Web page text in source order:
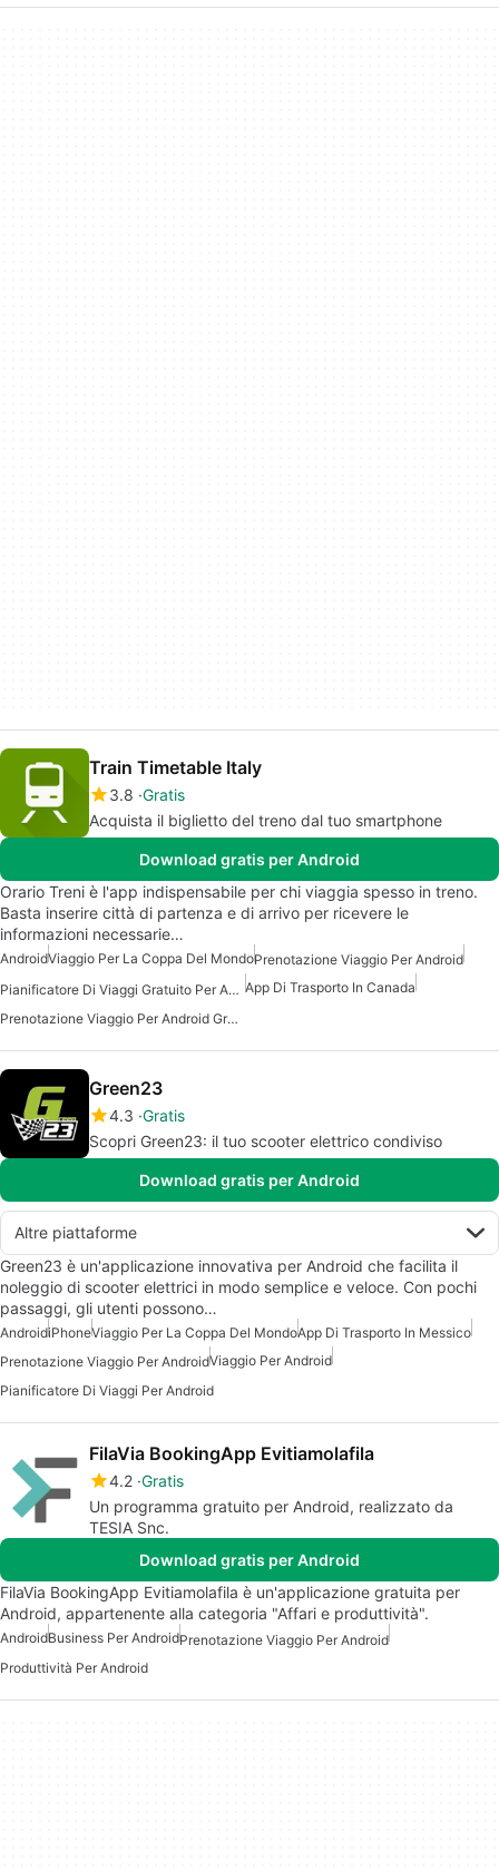
Train Timetable Italy
3.8 Gratis
Acquista il biglietto del treno dal tuo smartphone
Download gratis per Android
Orario Treni è l'app indispensabile per chi viaggia spesso in treno.
Basta inserire città di partenza e di arrivo per ricevere le
informazioni necessarie…
AndroidViaggio Per La Coppa Del MondoPrenotazione Viaggio Per Android
Pianificatore Di Viaggi Gratuito Per Android App Di Trasporto In Canada
Prenotazione Viaggio Per Android Gratis
Green23
4.3 Gratis
Scopri Green23: il tuo scooter elettrico condiviso
Download gratis per Android
Altre piattaforme
Green23 è un'applicazione innovativa per Android che facilita il
noleggio di scooter elettrici in modo semplice e veloce. Con pochi
passaggi, gli utenti possono…
AndroidiPhoneViaggio Per La Coppa Del MondoApp Di Trasporto In Messico
Prenotazione Viaggio Per AndroidViaggio Per Android
Pianificatore Di Viaggi Per Android
FilaVia BookingApp Evitiamolafila
4.2 Gratis
Un programma gratuito per Android, realizzato da
TESIA Snc.
Download gratis per Android
FilaVia BookingApp Evitiamolafila è un'applicazione gratuita per
Android, appartenente alla categoria "Affari e produttività".
AndroidBusiness Per AndroidPrenotazione Viaggio Per Android
Produttività Per Android